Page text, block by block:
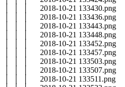
│ │ │ 2018-10-21 133430.png
│ │ │ 2018-10-21 133436.png
│ │ │ 2018-10-21 133443.png
│ │ │ 2018-10-21 133448.png
│ │ │ 2018-10-21 133452.png
│ │ │ 2018-10-21 133457.png
│ │ │ 2018-10-21 133503.png
│ │ │ 2018-10-21 133507.png
│ │ │ 2018-10-21 133511.png